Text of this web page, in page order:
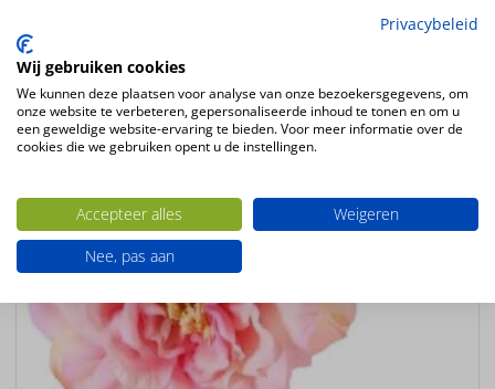
Staande kunstplant in plastic pot
Ook interessant
Privacybeleid
Wij gebruiken cookies
We kunnen deze plaatsen voor analyse van onze bezoekersgegevens, om
onze website te verbeteren, gepersonaliseerde inhoud te tonen en om u
een geweldige website-ervaring te bieden. Voor meer informatie over de
cookies die we gebruiken opent u de instellingen.
Accepteer alles
Weigeren
Nee, pas aan